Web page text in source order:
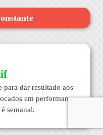
para dar resultado aos
em performance,
semanal.